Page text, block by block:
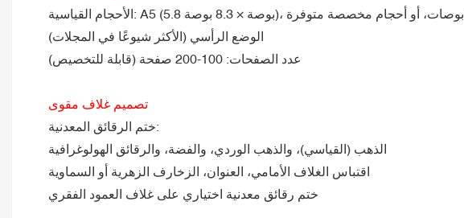
الوضع الرأسي (الأكثر شيوعًا في المجلات)
عدد الصفحات: 100-200 صفحة (قابلة للتخصيص)
تصميم غلاف مقوى
ختم الرقائق المعدنية:
الذهب (القياسي)، والذهب الوردي، والفضة، والرقائق الهولوغرافية
اقتباس الغلاف الأمامي، العنوان، الزخارف الزهرية أو السماوية
ختم رقائق معدنية اختياري على غلاف العمود الفقري